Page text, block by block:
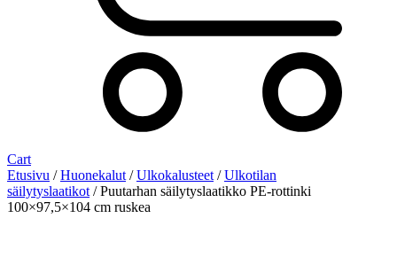
Cart
Etusivu /Huonekalut /Ulkokalusteet /Ulkotilan
säilytyslaatikot / Puutarhan säilytyslaatikko PE-rottinki
100×97,5×104 cm ruskea